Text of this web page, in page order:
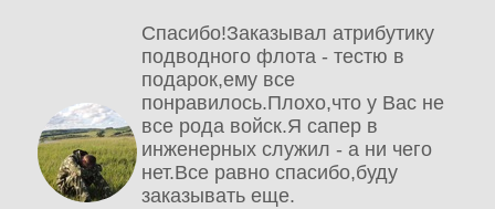
Спасибо!Заказывал атрибутику
подводного флота - тестю в
подарок,ему все
понравилось.Плохо,что у Вас не
все рода войск.Я сапер в
инженерных служил - а ни чего
нет.Все равно спасибо,буду
заказывать еще.